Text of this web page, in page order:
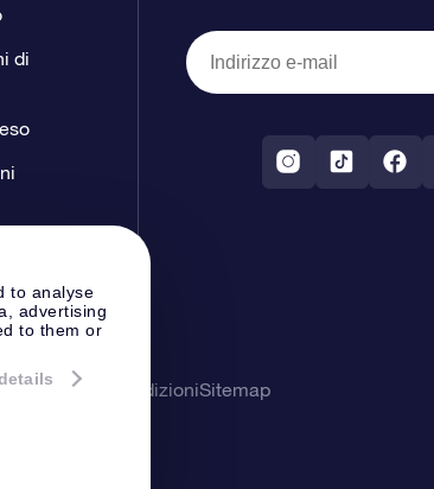
to analyse
advertising
to them or
di
Termini & CondizioniSitemap